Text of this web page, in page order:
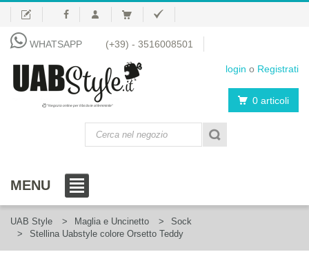
WHATSAPP (+39) - 3516008501
login o Registrati
"Negozio online per il fai da te al femminile" 0 articoli
MENU
UAB Style Maglia e Uncinetto
Sock
Stellina Uabstyle colore Orsetto Teddy